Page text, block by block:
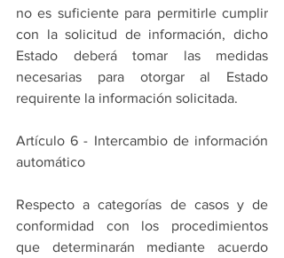
no es suficiente para permitirle cumplir
con la solicitud de información, dicho
Estado deberá tomar las medidas
necesarias para otorgar al Estado
requirente la información solicitada.
Artículo 6 - Intercambio de información
automático
Respecto a categorías de casos y de
conformidad con los procedimientos
que determinarán mediante acuerdo